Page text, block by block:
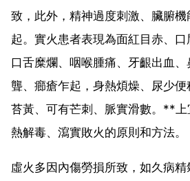
致，此外，精神過度刺激、臟腑機
起。實火患者表現為面紅目赤、口
口舌糜爛、咽喉腫痛、牙齦出血
聾、癤瘡乍起，身熱煩燥、尿少
苔黃、可有芒刺、脈實滑數。**
熱解毒、瀉實敗火的原則和方法。
虛火多因內傷勞損所致，如久病精